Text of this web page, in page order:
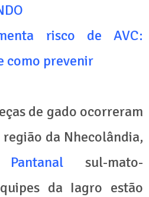
risco de AVC:
como prevenir
de gado ocorreram
da Nhecolândia,
Pantanal sul-mato-
da Iagro estão